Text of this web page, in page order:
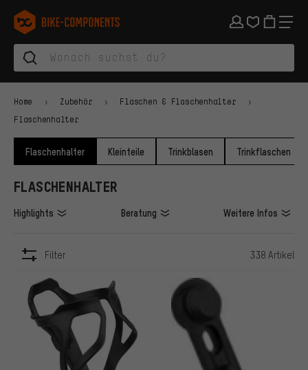
Zur Hauptnavigation springen
Zur Kategorienavigation springen
Zum Inhalt springen
Zu Marken und Newsletter springen
Zur Fußzeile springen
bike-components.de Startseite
Home Zubehör Flaschen & Flaschenhalter
Flaschenhalter
Flaschenhalter Kleinteile Trinkblasen Trinkflaschen
FLASCHENHALTER
Highlights Beratung Weitere Infos
Filter 338 Artikel
ARTIKEL